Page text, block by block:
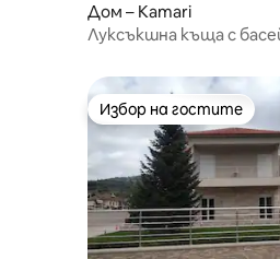
Дом – Kamari
Луксъкшна къща с
Избор на гостите
Избор на гостите